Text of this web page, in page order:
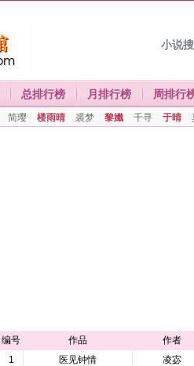
小说
总排行榜 月排行榜 周排行
简璎 楼雨晴 裘梦 黎孅 千寻 于晴
编号 作品
作者
1
医见钟情
凌宓